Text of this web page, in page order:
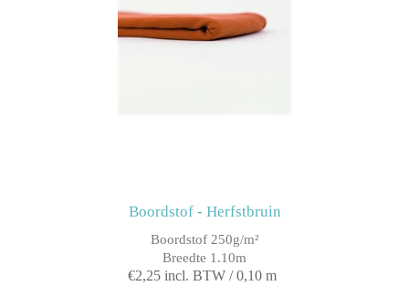
Boordstof - Herfstbruin
Boordstof 250g/m²
Breedte 1.10m
€2,25 incl. BTW / 0,10 m